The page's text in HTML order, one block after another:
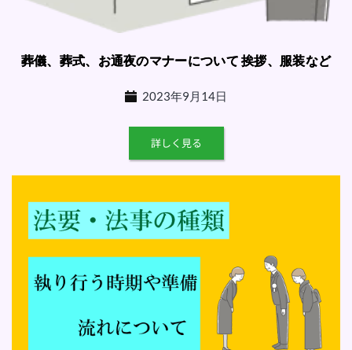
葬儀、葬式、お通夜のマナーについて 挨拶、服装など
2023年9月14日
詳しく見る